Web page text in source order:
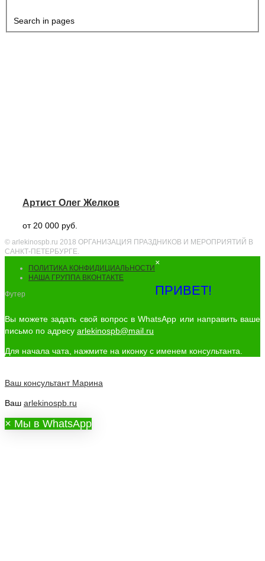
Search in pages
Артист Олег Желков
от 20 000 руб.
© arlekinospb.ru 2018 ОРГАНИЗАЦИЯ ПРАЗДНИКОВ И МЕРОПРИЯТИЙ В
САНКТ-ПЕТЕРБУРГЕ.
ПОЛИТИКА КОНФИДИЦИАЛЬНОСТИ
НАША ГРУППА ВКОНТАКТЕ
Футер
×
ПРИВЕТ!
Вы можете задать свой вопрос в WhatsApp или направить ваше
письмо по адресу arlekinospb@mail.ru
Для начала чата, нажмите на иконку с именем консультанта.
Ваш консультант Марина
Ваш arlekinospb.ru
× Мы в WhatsApp